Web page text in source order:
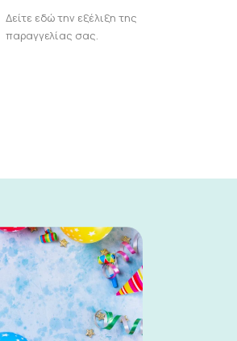
Δείτε εδώ την εξέλιξη της
παραγγελίας σας.